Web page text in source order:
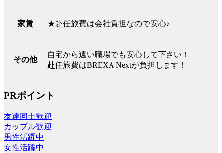
家賃 ★赴任旅費は会社負担なので安心♪
その他
自宅から遠い職場でも安心して下さい！
赴任旅費はBREXA Nextが負担します！
PRポイント
友達同士歓迎
カップル歓迎
男性活躍中
女性活躍中